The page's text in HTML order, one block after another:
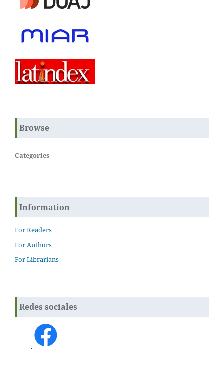
Browse
Categories
Information
For Readers
For Authors
For Librarians
Redes sociales
.